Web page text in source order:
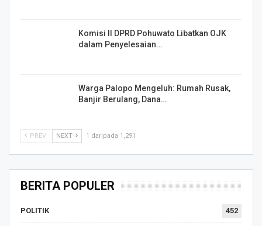
Komisi II DPRD Pohuwato Libatkan OJK
dalam Penyelesaian…
Warga Palopo Mengeluh: Rumah Rusak,
Banjir Berulang, Dana…
PREV NEXT 1 daripada 1,291
BERITA POPULER
POLITIK 452